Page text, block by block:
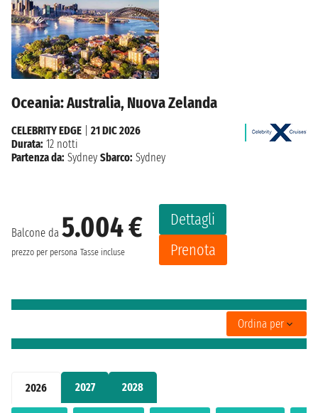
2026 2027 2028
Oceania: Australia, Nuova Zelanda
Balcone da 5.004 €
prezzo per persona Tasse incluse
Dettagli
Prenota
CELEBRITY EDGE
21 DIC 2026
Durata: 12 notti
Partenza da: Sydney Sbarco: Sydney
Ordina per